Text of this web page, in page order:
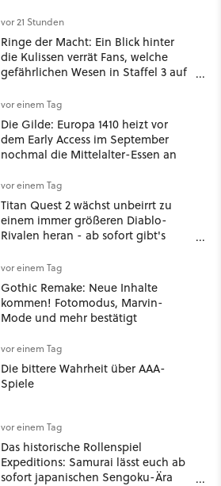
vor 21 Stunden
Ringe der Macht: Ein Blick hinter
die Kulissen verrät Fans, welche
gefährlichen Wesen in Staffel 3 auf
vor einem Tag
Die Gilde: Europa 1410 heizt vor
dem Early Access im September
nochmal die Mittelalter-Essen an
vor einem Tag
Titan Quest 2 wächst unbeirrt zu
einem immer größeren Diablo-
Rivalen heran - ab sofort gibt's
Klasse
vor einem Tag
Gothic Remake: Neue Inhalte
kommen! Fotomodus, Marvin-
Mode und mehr bestätigt
vor einem Tag
Die bittere Wahrheit über AAA-
Spiele
vor einem Tag
Das historische Rollenspiel
Expeditions: Samurai lässt euch ab
sofort japanischen Sengoku-Ära